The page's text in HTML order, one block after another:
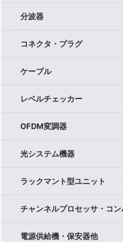
分波器
コネクタ・プラグ
ケーブル
レベルチェッカー
OFDM変調器
光システム機器
ラックマント型ユニット
チャンネルプロセッサ・コン
電源供給機・保安器他